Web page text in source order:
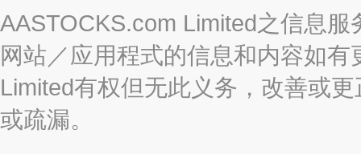
AASTOCKS.com Limited之信息
网站／应用程式的信息和内容如
Limited有权但无此义务，改善或
或疏漏。